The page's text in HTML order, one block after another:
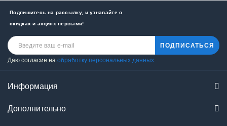
Подпишитесь на рассылку, и узнавайте о
скидках и акциях первыми!
ПОДПИСАТЬСЯ
Даю согласие на обработку персональных данных
Информация
Дополнительно